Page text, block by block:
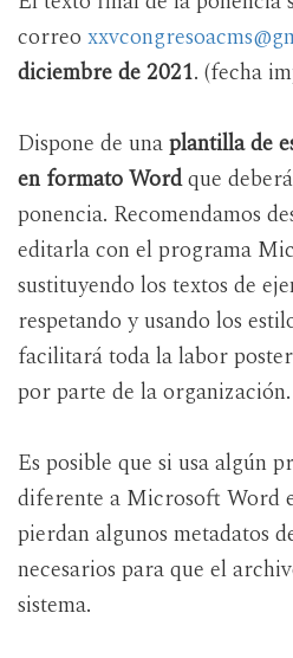
correo
diciembre de 2021. (fecha
Dispone de unaplantilla de
en formato Wordque
ponencia. Recomendamos
editarla con el programa
sustituyendo los textos de
respetando y usando los
facilitará toda la labor
por parte de la organización.
Es posible que si usa algún
diferente a Microsoft Word
pierdan algunos metadatos
necesarios para que el
sistema.